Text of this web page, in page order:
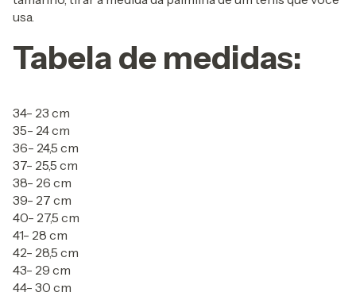
usa.
Tabela de medidas:
34- 23 cm
35- 24 cm
36- 24,5 cm
37- 25,5 cm
38- 26 cm
39- 27 cm
40- 27,5 cm
41- 28 cm
42- 28,5 cm
43- 29 cm
44- 30 cm